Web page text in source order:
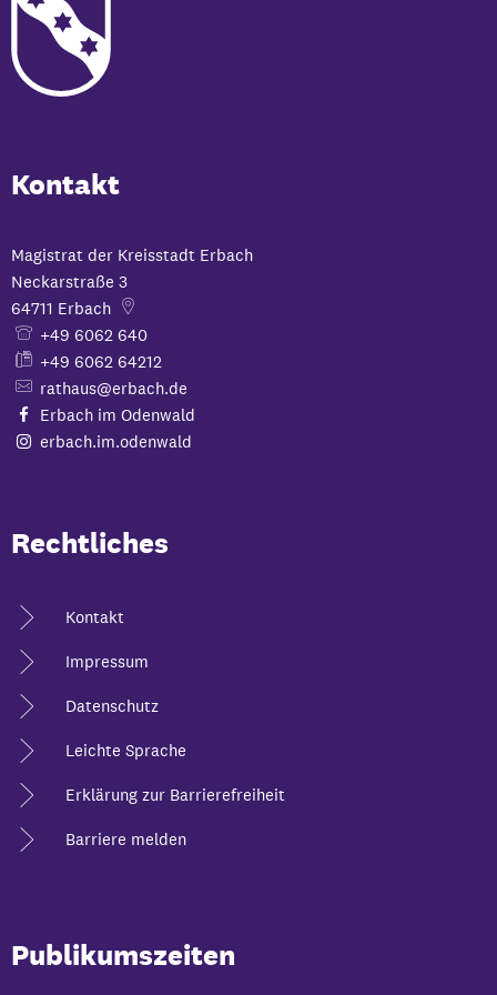
Kontakt
Magistrat der Kreisstadt Erbach
Neckarstraße 3
64711 Erbach
+49 6062 640
+49 6062 64212
rathaus@erbach.de
Erbach im Odenwald
erbach.im.odenwald
Rechtliches
Kontakt
Impressum
Datenschutz
Leichte Sprache
Erklärung zur Barrierefreiheit
Barriere melden
Publikumszeiten